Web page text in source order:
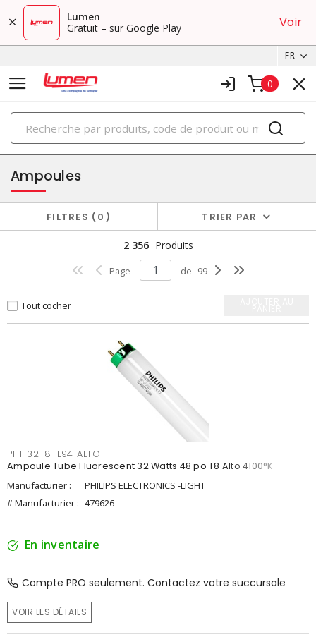
Lumen
Gratuit – sur Google Play
Voir
FR
0
PRODUITS
éclairage
Ampoules
FILTRES 0 TRIER PAR
2 356 Produits
Page de 99
Tout cocher
PHIF32T8TL941ALTO
Ampoule Tube Fluorescent 32 Watts 48 po T8 Alto 4100°K
Manufacturier :
PHILIPS ELECTRONICS -LIGHT
# Manufacturier : 479626
En inventaire
Compte PRO seulement. Contactez votre succursale
VOIR LES DÉTAILS